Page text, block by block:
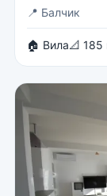
📍 Балчик
🏠 Вила📐 185